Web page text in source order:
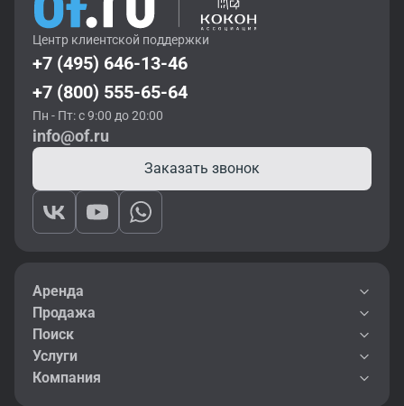
Центр клиентской поддержки
+7 (495) 646-13-46
+7 (800) 555-65-64
Пн - Пт: с 9:00 до 20:00
info@of.ru
Заказать звонок
Аренда
Продажа
Поиск
Услуги
Компания